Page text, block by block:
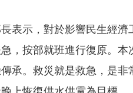
示，對於影響民生經濟
，按部就班進行復原。本
承。救災就是救急，是